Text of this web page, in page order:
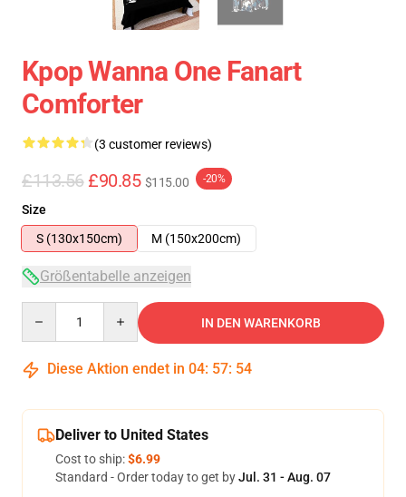
Kpop Wanna One Fanart
Comforter
(3 customer reviews)
£113.56 £90.85 $115.00 -20%
Size
S (130x150cm)
M (150x200cm)
Größentabelle anzeigen
IN DEN WARENKORB
Diese Aktion endet in 04: 57: 53
Deliver to United States
Cost to ship:$6.99
Standard - Order today to get byJul. 31 - Aug. 07